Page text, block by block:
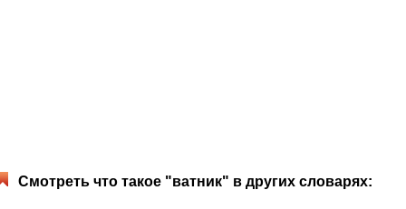
Смотреть что такое "ватник" в других словарях: